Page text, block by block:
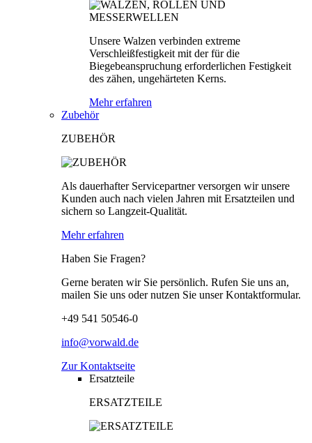
Unsere Walzen verbinden extreme
Verschleißfestigkeit mit der für die
Biegebeanspruchung erforderlichen Festigkeit
des zähen, ungehärteten Kerns.
Mehr erfahren
Zubehör
ZUBEHÖR
Als dauerhafter Servicepartner versorgen wir unsere
Kunden auch nach vielen Jahren mit Ersatzteilen und
sichern so Langzeit-Qualität.
Mehr erfahren
Haben Sie Fragen?
Gerne beraten wir Sie persönlich. Rufen Sie uns an,
mailen Sie uns oder nutzen Sie unser Kontaktformular.
+49 541 50546-0
info@vorwald.de
Zur Kontaktseite
Ersatzteile
ERSATZTEILE